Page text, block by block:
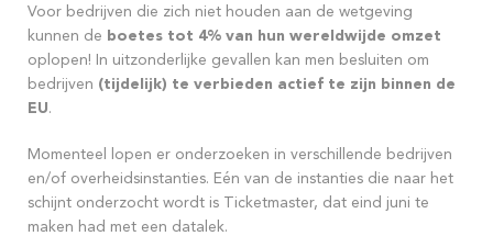
Voor bedrijven die zich niet houden aan de wetgeving
kunnen de boetes tot 4% van hun wereldwijde omzet
oplopen! In uitzonderlijke gevallen kan men besluiten om
bedrijven (tijdelijk) te verbieden actief te zijn binnen de
EU.
Momenteel lopen er onderzoeken in verschillende bedrijven
en/of overheidsinstanties. Eén van de instanties die naar het
schijnt onderzocht wordt is Ticketmaster, dat eind juni te
maken had met een datalek.